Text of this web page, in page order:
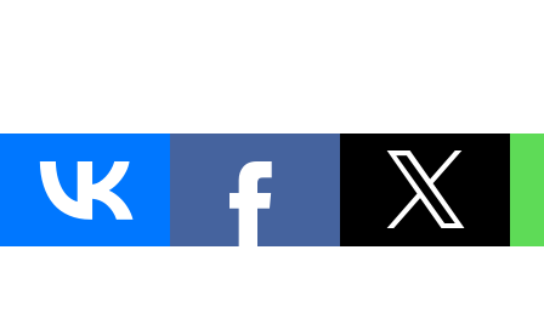
AUTO BLOKIRATOR
+7 (495) 255-04-60 ПОИСК ЗАМКА УСТАНОВКА